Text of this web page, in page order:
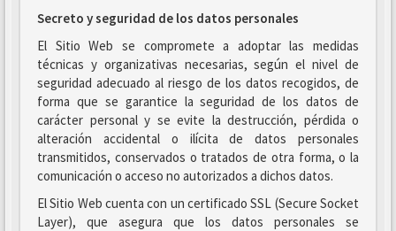
Secreto y seguridad de los datos personales
El Sitio Web se compromete a adoptar las medidas
técnicas y organizativas necesarias, según el nivel de
seguridad adecuado al riesgo de los datos recogidos, de
forma que se garantice la seguridad de los datos de
carácter personal y se evite la destrucción, pérdida o
alteración accidental o ilícita de datos personales
transmitidos, conservados o tratados de otra forma, o la
comunicación o acceso no autorizados a dichos datos.
El Sitio Web cuenta con un certificado SSL (Secure Socket
Layer), que asegura que los datos personales se